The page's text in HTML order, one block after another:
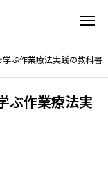
学ぶ作業療法実践の教科書
ぶ作業療法実